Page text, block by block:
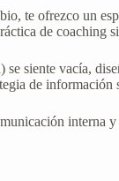
te ofrezco un
de coaching
se siente vacía,
de
interna